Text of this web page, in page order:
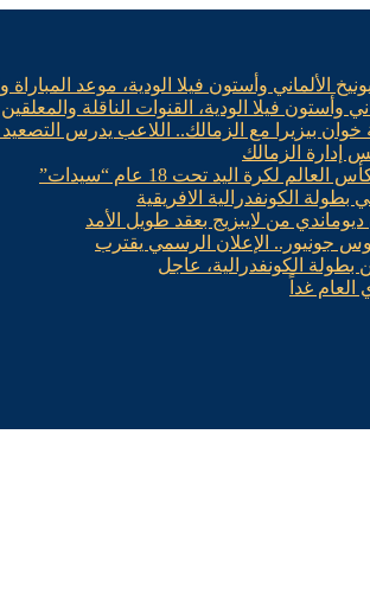
الألماني وأستون فيلا الودية، موعد المباراة
وأستون فيلا الودية، القنوات الناقلة والمعلقين
بيزيرا مع الزمالك.. اللاعب يدرس
إدارة الزمالك
لكرة اليد تحت 18 عام “سيدات”
الكونفدرالية الافريقية
من لايبزيج بعقد طويل الأمد
جونيور.. الإعلان الرسمي يقترب
غداً